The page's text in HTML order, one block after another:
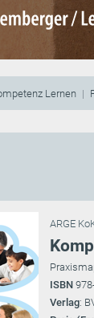
Lernen
ARGE
ISBN
Verlag: